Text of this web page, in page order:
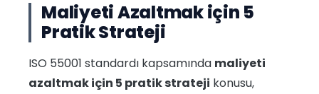
Maliyeti Azaltmak için 5
Pratik Strateji
ISO 55001 standardı kapsamında maliyeti
azaltmak için 5 pratik strateji konusu,